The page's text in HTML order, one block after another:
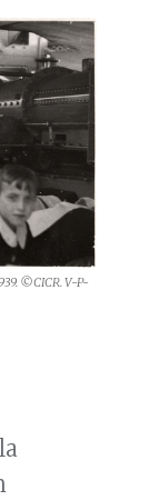
©CICR. V-P-